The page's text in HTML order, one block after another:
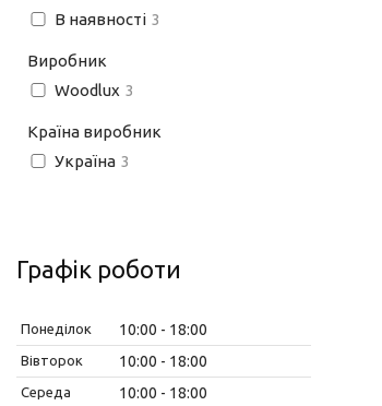
В наявності 3
Виробник
Woodlux 3
Країна виробник
Україна 3
Графік роботи
Понеділок 10:00 18:00
Вівторок 10:00 18:00
Середа 10:00 18:00